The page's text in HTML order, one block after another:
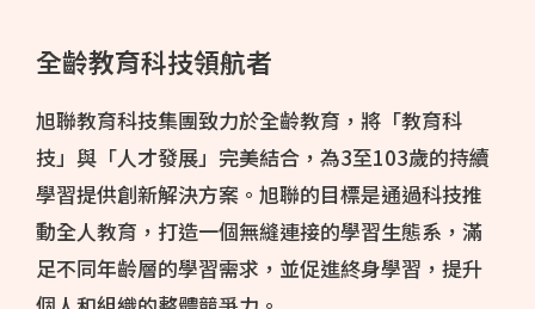
全齡教育科技領航者
旭聯教育科技集團致力於全齡教育，將「教育科
技」與「人才發展」完美結合，為3至103歲的持續
學習提供創新解決方案。旭聯的目標是通過科技推
動全人教育，打造一個無縫連接的學習生態系，滿
足不同年齡層的學習需求，並促進終身學習，提升